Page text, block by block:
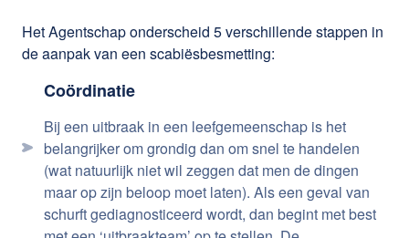
Het Agentschap onderscheid 5 verschillende stappen in
de aanpak van een scabiësbesmetting:
Coördinatie
Bij een uitbraak in een leefgemeenschap is het
belangrijker om grondig dan om snel te handelen
(wat natuurlijk niet wil zeggen dat men de dingen
maar op zijn beloop moet laten). Als een geval van
schurft gediagnosticeerd wordt, dan begint met best